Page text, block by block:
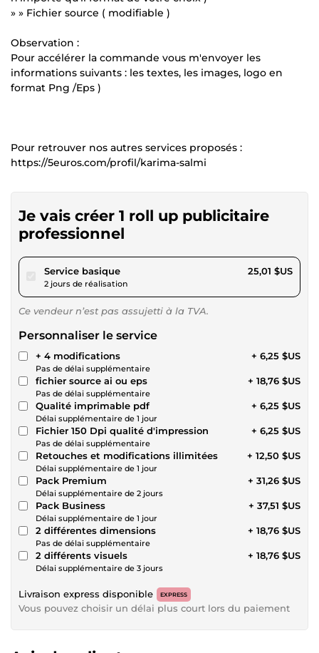
» » Fichier source ( modifiable )
Observation :
Pour accélérer la commande vous m'envoyer les
informations suivants : les textes, les images, logo en
format Png /Eps )
Pour retrouver nos autres services proposés :
https://5euros.com/profil/karima-salmi
Je vais créer 1 roll up publicitaire
professionnel
Service basiquepour 23,05 $US
2 jours de réalisation
25,01 $US
Ce vendeur n’est pas assujetti à la TVA.
Personnaliser le service
+ 4 modifications
Pas de délai supplémentaire
+ 6,25 $US
fichier source ai ou eps
Pas de délai supplémentaire
+ 18,76 $US
Qualité imprimable pdf
Délai supplémentaire de 1 jour
+ 6,25 $US
Fichier 150 Dpi qualité d'impression
Pas de délai supplémentaire
+ 6,25 $US
Retouches et modifications illimitées
Délai supplémentaire de 1 jour
+ 12,50 $US
Pack Premium
Délai supplémentaire de 2 jours
+ 31,26 $US
Pack Business
Délai supplémentaire de 1 jour
+ 37,51 $US
2 différentes dimensions
Pas de délai supplémentaire
+ 18,76 $US
2 différents visuels
Délai supplémentaire de 3 jours
+ 18,76 $US
Livraison express disponible EXPRESS
Vous pouvez choisir un délai plus court lors du paiement